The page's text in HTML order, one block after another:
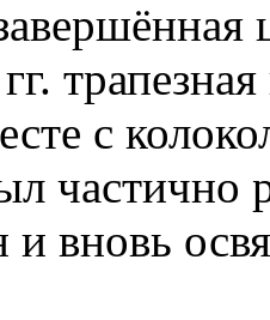
с
частично
и вновь